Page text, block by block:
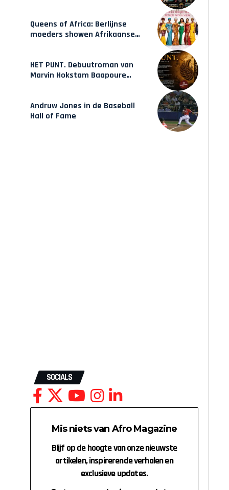
Queens of Africa: Berlijnse
moeders showen Afrikaanse
HET PUNT. Debuutroman van
Marvin Hokstam Baapoure
Andruw Jones in de Baseball
Hall of Fame
SOCIALS
Mis niets van Afro Magazine
Blijf op de hoogte van onze nieuwste
artikelen, inspirerende verhalen en
exclusieve updates.